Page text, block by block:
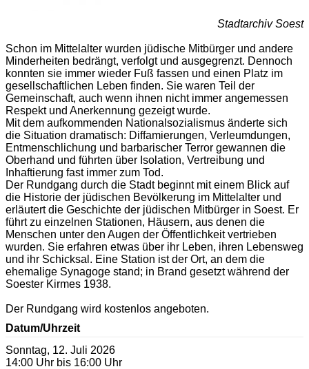
Stadtarchiv Soest
Schon im Mittelalter wurden jüdische Mitbürger und andere
Minderheiten bedrängt, verfolgt und ausgegrenzt. Dennoch
konnten sie immer wieder Fuß fassen und einen Platz im
gesellschaftlichen Leben finden. Sie waren Teil der
Gemeinschaft, auch wenn ihnen nicht immer angemessen
Respekt und Anerkennung gezeigt wurde.
Mit dem aufkommenden Nationalsozialismus änderte sich
die Situation dramatisch: Diffamierungen, Verleumdungen,
Entmenschlichung und barbarischer Terror gewannen die
Oberhand und führten über Isolation, Vertreibung und
Inhaftierung fast immer zum Tod.
Der Rundgang durch die Stadt beginnt mit einem Blick auf
die Historie der jüdischen Bevölkerung im Mittelalter und
erläutert die Geschichte der jüdischen Mitbürger in Soest. Er
führt zu einzelnen Stationen, Häusern, aus denen die
Menschen unter den Augen der Öffentlichkeit vertrieben
wurden. Sie erfahren etwas über ihr Leben, ihren Lebensweg
und ihr Schicksal. Eine Station ist der Ort, an dem die
ehemalige Synagoge stand; in Brand gesetzt während der
Soester Kirmes 1938.
Der Rundgang wird kostenlos angeboten.
Datum/Uhrzeit
Sonntag, 12. Juli 2026
14:00 Uhr bis 16:00 Uhr